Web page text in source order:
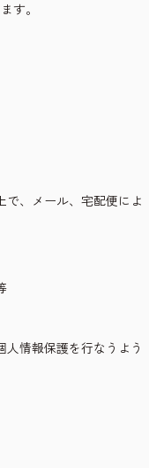
す。
、メール、宅配便によ
情報保護を行なうよう